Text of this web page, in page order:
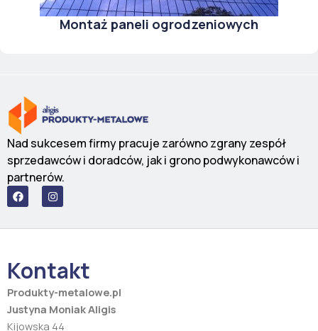
Montaż paneli ogrodzeniowych
Nad sukcesem firmy pracuje zarówno zgrany zespół
sprzedawców i doradców, jak i grono podwykonawców i
partnerów.
F
a
c
b
k
I
n
s
a
a
m
Kontakt
Produkty-metalowe.pl
Justyna Moniak Aligis
Kijowska 44